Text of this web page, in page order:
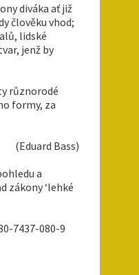
diváka ať již
člověku vhod;
lidské
jenž by
různorodé
formy, za
(Eduard Bass)
a
zákony ‘lehké
7437-080-9